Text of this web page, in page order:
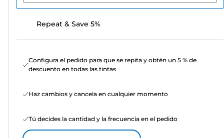
Repeat & Save 5%
Configura el pedido para que se repita y obtén un 5 % de
descuento en todas las tintas
Haz cambios y cancela en cualquier momento
Tú decides la cantidad y la frecuencia en el pedido